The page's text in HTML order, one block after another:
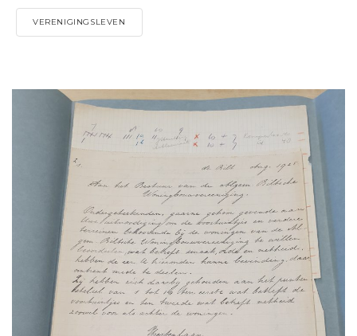
VERENIGINGSLEVEN